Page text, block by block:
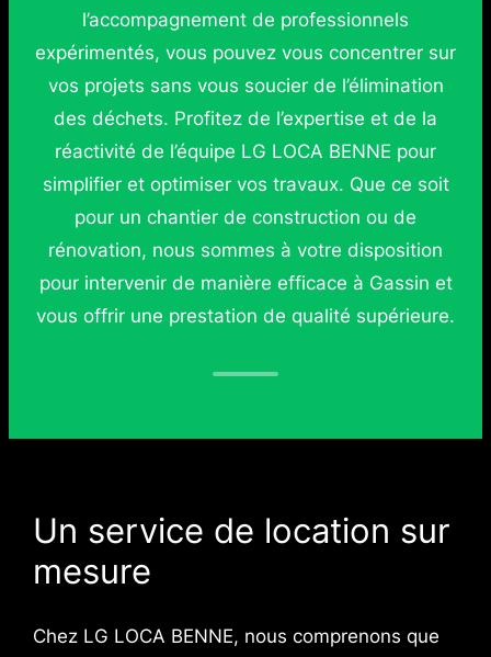
l’accompagnement de professionnels
expérimentés, vous pouvez vous concentrer sur
vos projets sans vous soucier de l’élimination
des déchets. Profitez de l’expertise et de la
réactivité de l’équipe LG LOCA BENNE pour
simplifier et optimiser vos travaux. Que ce soit
pour un chantier de construction ou de
rénovation, nous sommes à votre disposition
pour intervenir de manière efficace à Gassin et
vous offrir une prestation de qualité supérieure.
Un service de location sur
mesure
Chez LG LOCA BENNE, nous comprenons que